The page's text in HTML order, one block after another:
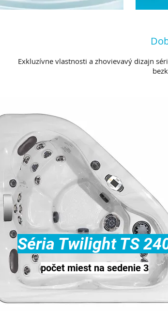
Exkluzívne vlastnosti a zhovievavý dizajn
Séria Twilight TS
počet miest na sedenie 3